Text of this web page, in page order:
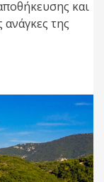
και
της